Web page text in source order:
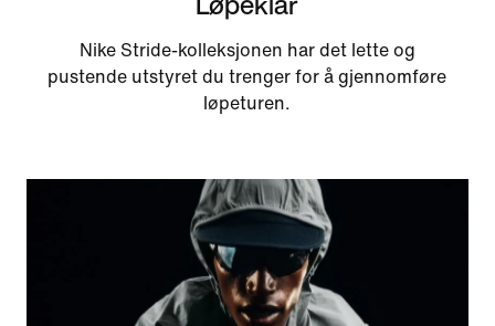
Nike Stride-kolleksjonen har det lette og
pustende utstyret du trenger for å gjennomføre
løpeturen.